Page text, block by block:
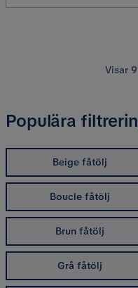
Visar 9
Populära
Beige fåtölj
Boucle fåtölj
Brun fåtölj
Grå fåtölj